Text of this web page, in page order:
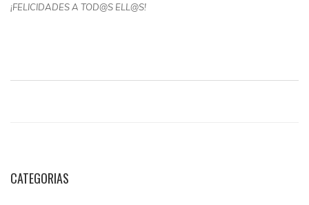
¡FELICIDADES A TOD@S ELL@S!
CATEGORIAS